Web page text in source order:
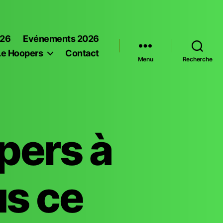
Evénements 2026
Hoopers
Contact
Menu Recherche
à
ce